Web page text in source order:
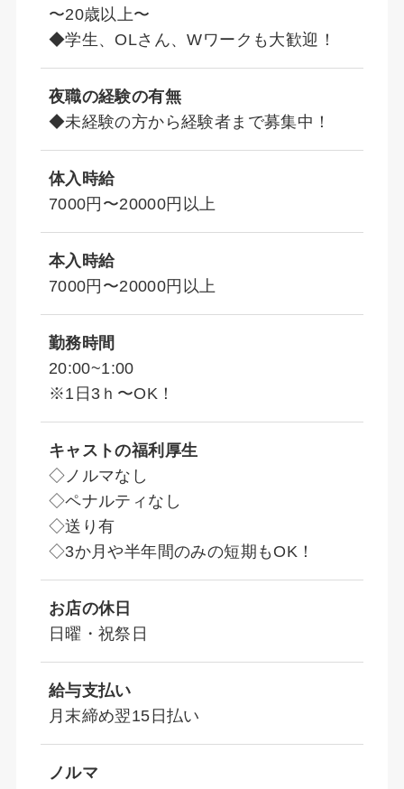
〜20歳以上〜
◆学生、OLさん、Wワークも大歓迎！
夜職の経験の有無
◆未経験の方から経験者まで募集中！
体入時給
7000円〜20000円以上
本入時給
7000円〜20000円以上
勤務時間
20:00~1:00
※1日3ｈ〜OK！
キャストの福利厚生
◇ノルマなし
◇ペナルティなし
◇送り有
◇3か月や半年間のみの短期もOK！
お店の休日
日曜・祝祭日
給与支払い
月末締め翌15日払い
ノルマ